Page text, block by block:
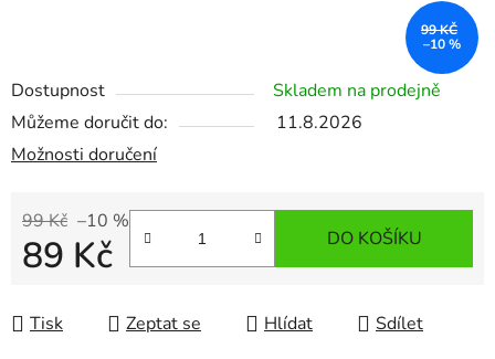
Dostupnost
Skladem na prodejně
Můžeme doručit do:
11.8.2026
Možnosti doručení
99 Kč –10 %
89 Kč DO KOŠÍKU
Tisk Zeptat se Hlídat Sdílet
99 KČ
–10 %